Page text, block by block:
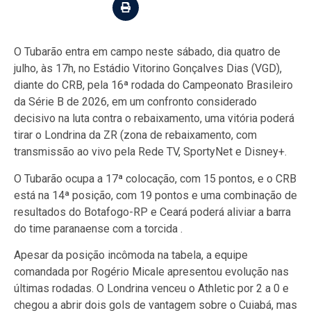
O Tubarão entra em campo neste sábado, dia quatro de
julho, às 17h, no Estádio Vitorino Gonçalves Dias (VGD),
diante do CRB, pela 16ª rodada do Campeonato Brasileiro
da Série B de 2026, em um confronto considerado
decisivo na luta contra o rebaixamento, uma vitória poderá
tirar o Londrina da ZR (zona de rebaixamento, com
transmissão ao vivo pela Rede TV, SportyNet e Disney+.
O Tubarão ocupa a 17ª colocação, com 15 pontos, e o CRB
está na 14ª posição, com 19 pontos e uma combinação de
resultados do Botafogo-RP e Ceará poderá aliviar a barra
do time paranaense com a torcida .
Apesar da posição incômoda na tabela, a equipe
comandada por Rogério Micale apresentou evolução nas
últimas rodadas. O Londrina venceu o Athletic por 2 a 0 e
chegou a abrir dois gols de vantagem sobre o Cuiabá, mas